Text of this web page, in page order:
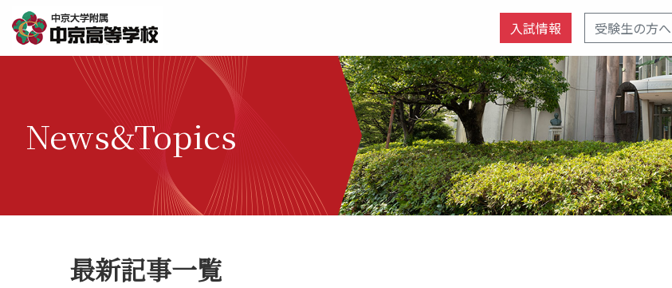
入試情報 受験生の方へ
News&Topics
最新記事一覧